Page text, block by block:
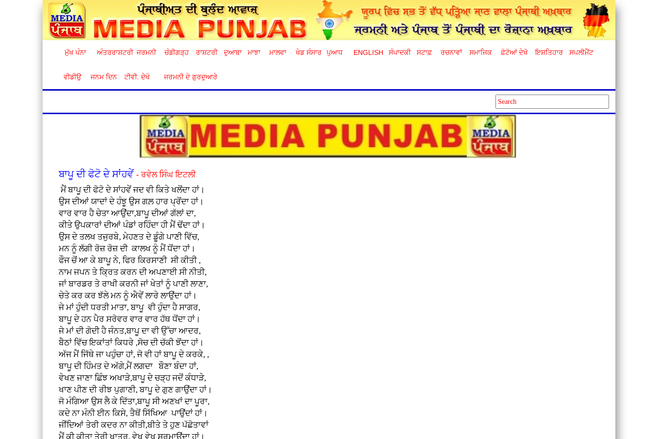
ਮੁੱਖ ਪੰਨਾ ਅੰਤਰਰਾਸ਼ਟਰੀ ਜਰਮਨੀ ਚੰਡੀਗੜ੍ਹ ਰਾਸ਼ਟਰੀ ਦੁਆਬਾ ਮਾਝਾ ਮਾਲਵਾ ਖੇਡ ਸੰਸਾਰ ਪੁਆਧ ENGLISH ਸੰਪਾਦਕੀ ਸਟਾਫ਼ ਰਚਨਾਵਾਂ ਸਮਾਜਿਕ ਫ਼ੋਟੋਆਂ ਦੇਖੋ ਇਸ਼ਤਿਹਾਰ ਸਪਲੀਮੈਂਟ
ਵੀਡੀਉ ਜਨਮ ਦਿਨ ਟੀਵੀ. ਦੇਖੋ ਜਰਮਨੀ ਦੇ ਗੁਰਦੁਆਰੇ
ਬਾਪੂ ਦੀ ਫੋਟੋ ਦੇ ਸਾਂਹਵੇਂ- ਰਵੇਲ ਸਿੰਘ ਇਟਲੀ
ਮੈਂ ਬਾਪੂ ਦੀ ਫੋਟੋ ਦੇ ਸਾਂਹਵੇਂ ਜਦ ਵੀ ਕਿਤੇ ਖਲੋਂਦਾ ਹਾਂ।
ਉਸ ਦੀਆਂ ਯਾਦਾਂ ਦੇ ਹੰਝੂ ਉਸ ਗਲ਼ ਹਾਰ ਪ੍ਰੋਂਦਾ ਹਾਂ।
ਵਾਰ ਵਾਰ ਹੈ ਚੇਤਾ ਆਉਂਦਾ,ਬਾਪੂ ਦੀਆਂ ਗੱਲਾਂ ਦਾ,
ਕੀਤੇ ਉਪਕਾਰਾਂ ਦੀਆਂ ਪੰਡਾਂ ਰਹਿੰਦਾ ਹੀ ਮੈਂ ਢੋਂਦਾ ਹਾਂ।
ਉਸ ਦੇ ਤਲਖ ਤਜੁਰਬੇ, ਮੇਹਣਤ ਦੇ ਡੂੰਗੇ ਪਾਣੀ ਵਿੱਚ,
ਮਨ ਨੂੰ ਲੱਗੀ ਰੋਜ਼ ਰੋਜ਼ ਦੀ ਕਾਲਖ ਨੂੰ ਮੈਂ ਧੋਂਦਾ ਹਾਂ।
ਫੌਜ ਚੋਂ ਆ ਕੇ ਬਾਪੂ ਨੇ, ਫਿਰ ਕਿਰਸਾਣੀ ਸੀ ਕੀਤੀ ,
ਨਾਮ ਜਪਨ ਤੇ ਕ੍ਰਿਤ ਕਰਨ ਦੀ ਅਪਣਾਈ ਸੀ ਨੀਤੀ,
ਜਾਂ ਬਾਰਡਰ ਤੇ ਰਾਖੀ ਕਰਨੀ ਜਾਂ ਖੇਤਾਂ ਨੂੰ ਪਾਣੀ ਲਾਣਾ,
ਚੇਤੇ ਕਰ ਕਰ ਝੱਲੇ ਮਨ ਨੂੰ ਐਵੇਂ ਲਾਰੇ ਲਾਉਂਦਾ ਹਾਂ।
ਜੇ ਮਾਂ ਹੁੰਦੀ ਧਰਤੀ ਮਾਤਾ, ਬਾਪੂ ਵੀ ਹੁੰਦਾ ਹੈ ਸਾਗਰ,
ਬਾਪੂ ਦੇ ਹਨ ਪੈਰ ਸਰੋਵਰ ਵਾਰ ਵਾਰ ਹੱਥ ਧੋਂਦਾ ਹਾਂ।
ਜੇ ਮਾਂ ਦੀ ਗੋਦੀ ਹੈ ਜੰਨਤ,ਬਾਪੂ ਦਾ ਵੀ ਉੱਚਾ ਆਦਰ,
ਬੈਠਾਂ ਵਿੱਚ ਇਕਾਂਤਾਂ ਕਿਧਰੇ ,ਸੋਚ ਦੀ ਚੱਕੀ ਝੋਂਦਾ ਹਾਂ।
ਅੱਜ ਮੈਂ ਜਿੱਥੇ ਜਾ ਪਹੁੰਚਾ ਹਾਂ, ਜੋ ਵੀ ਹਾਂ ਬਾਪੂ ਦੇ ਕਰਕੇ, ,
ਬਾਪੂ ਦੀ ਹਿੰਮਤ ਦੇ ਅੱਗੇ,ਮੈਂ ਲਗਦਾ ਬੌਣਾ ਬੰਦਾ ਹਾਂ,
ਵੇਖਣ ਜਾਣਾ ਛਿੰਝ ਅਖਾੜੇ,ਬਾਪੂ ਦੇ ਚੜ੍ਹ ਜਦੋਂ ਕੰਧਾੜੇ,
ਖਾਣ ਪੀਣ ਦੀ ਰੀਝ ਪੁਗਾਣੀ, ਬਾਪੂ ਦੇ ਗੁਣ ਗਾਉਂਦਾ ਹਾਂ।
ਜੋ ਮੰਗਿਆ ਉਸ ਲੈ ਕੇ ਦਿੱਤਾ,ਬਾਪੂ ਸੀ ਅਣਖਾਂ ਦਾ ਪੂਰਾ,
ਕਦੇ ਨਾ ਮੰਨੀ ਈਨ ਕਿਸੇ, ਤੈਥੋਂ ਸਿੱਖਿਆ ਪਾਉਂਦਾਂ ਹਾਂ।
ਜੀਂਦਿਆਂ ਤੇਰੀ ਕਦਰ ਨਾ ਕੀਤੀ,ਬੀਤੇ ਤੇ ਹੁਣ ਪੱਛੋਤਾਵਾਂ
ਮੈਂ ਕੀ ਕੀਤਾ ਤੇਰੀ ਖਾਤਰ, ਵੇਖ ਵੇਖ ਸ਼ਰਮਾਉਂਦਾ ਹਾਂ।